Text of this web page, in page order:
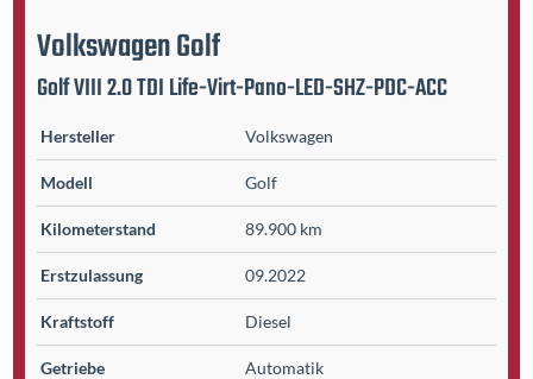
VolkswagenGolf
Golf VIII 2.0 TDI Life-Virt-Pano-LED-SHZ-PDC-ACC
Hersteller Volkswagen
Modell Golf
Kilometer­stand 89.900 km
Erst­zulassung 09.2022
Kraftstoff Diesel
Getriebe Automatik